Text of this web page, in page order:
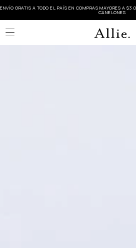
ENVÍO GRATIS A TODO EL PAÍS EN COMPRAS MAYORES A
CANELONES
